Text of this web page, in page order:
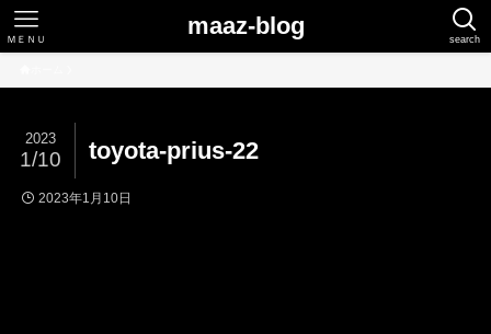
maaz-blog search
ＭＥＮＵ
toyota-prius-22
2023
1/10
2023年1月10日